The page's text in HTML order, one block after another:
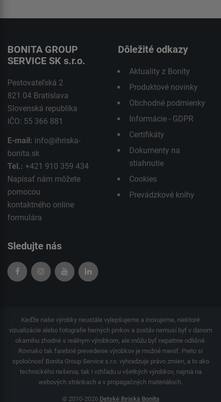
BONITA GROUP
SERVICE SK s.r.o.
Pestovateľská 2
821 04 Bratislava
Slovenská republika
IČO: 55 366 881
E-mail: info@ihriska-
bonita.sk
Tel.: +421 910 359 434
Napísať nám môžete
pomocou
kontaktného online
formulára
Dôležité odkazy
Aktuality z Bonity
Produktové novinky
Obchodné podmienky
Informácie - GDPR
Certifikáty
Dokumenty na
stiahnutie
Cookies
Prevádzkové knihy
Sledujte nás
Keďže naše výrobky neustále vylepšujeme a inovujeme, niektoré
vizualizácie alebo fotografie herných prvkov a zostáv nemusí byť v danom
okamihu zhodné s reálnym výrobkom, ale môžu byť nepatrne odlišné.
Rovnako tak farebné prevedenie výrobkov je možné meniť. Preto si
spoločnosť Bonita Group Service s.r.o. vyhradzuje právo zmien, a to ako
technického riešenia, tak i vzhľadu u všetkých výrobkov, najmä na
webových stránkach a v propagačných materiáloch.
© 2010-2026 Detské ihriská Bonita